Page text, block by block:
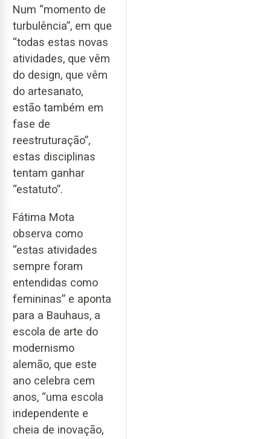
Num “momento de
turbulência”, em que
“todas estas novas
atividades, que vêm
do design, que vêm
do artesanato,
estão também em
fase de
reestruturação”,
estas disciplinas
tentam ganhar
“estatuto”.
Fátima Mota
observa como
“estas atividades
sempre foram
entendidas como
femininas” e aponta
para a Bauhaus, a
escola de arte do
modernismo
alemão, que este
ano celebra cem
anos, “uma escola
independente e
cheia de inovação,